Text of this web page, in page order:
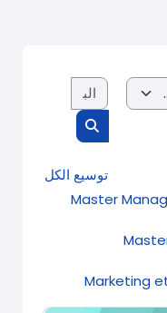
البحث في
توسيع الكل
Master
Marketing